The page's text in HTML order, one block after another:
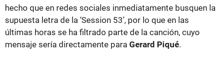
hecho que en redes sociales inmediatamente busquen la
supuesta letra de la ‘Session 53’, por lo que en las
últimas horas se ha filtrado parte de la canción, cuyo
mensaje sería directamente para Gerard Piqué.